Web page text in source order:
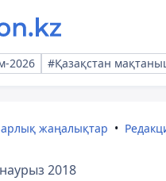
2026 #Қазақстан
жаңалықтар
2018